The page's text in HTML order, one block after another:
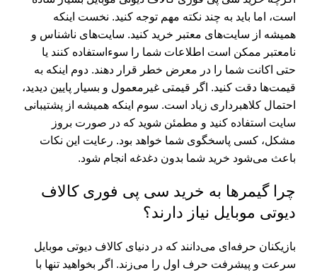
است، اما باید به چند نکته مهم توجه کنید. نخست اینکه
همیشه از سایت‌های معتبر خرید کنید. سایت‌های ناشناس و
نامعتبر ممکن است اطلاعات شما را سوءاستفاده کنند یا
حتی اکانت شما را در معرض خطر قرار دهند. دوم اینکه به
قیمت‌ها دقت کنید. اگر قیمتی غیرمعمول و بسیار پایین دیدید،
احتمال کلاهبرداری زیاد است. سوم اینکه همیشه از پشتیبانی
سایت استفاده کنید و مطمئن شوید که در صورت بروز
مشکل، کسی پاسخگوی شما خواهد بود. رعایت این نکات
باعث می‌شود خرید شما بدون دغدغه انجام شود.
چرا گیمرها به خرید سی پی فوری کالاف
دیوتی موبایل نیاز دارند؟
بازیکنان حرفه‌ای می‌دانند که در دنیای کالاف دیوتی موبایل
سرعت و پیشرفت حرف اول را می‌زند. اگر بخواهید تنها با